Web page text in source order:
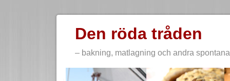
Den röda tråden
– bakning, matlagning och andra